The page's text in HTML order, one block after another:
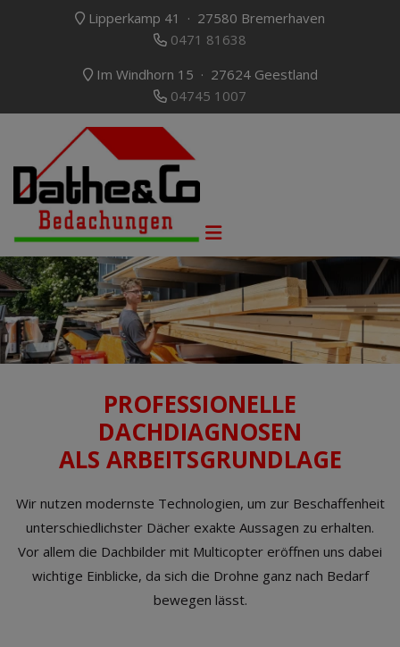
Lipperkamp 41 · 27580 Bremerhaven
0471 81638
Im Windhorn 15 · 27624 Geestland
04745 1007
PROFESSIONELLE
DACHDIAGNOSEN
ALS ARBEITSGRUNDLAGE
Wir nutzen modernste Technologien, um zur Beschaffenheit
unterschiedlichster Dächer exakte Aussagen zu erhalten.
Vor allem die Dachbilder mit Multicopter eröffnen uns dabei
wichtige Einblicke, da sich die Drohne ganz nach Bedarf
bewegen lässt.